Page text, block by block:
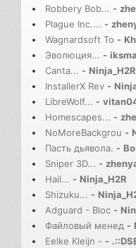
Robbery Bob... -
Plague Inc.... -
Wagnardsoft To -
Эволюция... -
Canta... - Ninja_H2R
InstallerX Rev -
LibreWolf... -
Homescapes... -
NoMoreBackgrou -
Пасть дьявола. -
Sniper 3D... -
Hail... - Ninja_H2R
Shizuku... -
Adguard - Bloc -
Файловый менед -
Eelke Kleijn - -